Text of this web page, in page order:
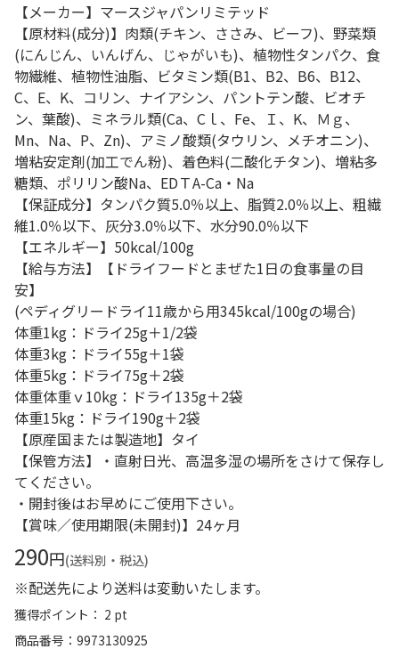
【メーカー】マースジャパンリミテッド
【原材料(成分)】肉類(チキン、ささみ、ビーフ)、野菜類
(にんじん、いんげん、じゃがいも)、植物性タンパク、食
物繊維、植物性油脂、ビタミン類(B1、B2、B6、B12、
C、E、K、コリン、ナイアシン、パントテン酸、ビオチ
ン、葉酸)、ミネラル類(Ca、Cｌ、Fe、Ｉ、K、Ｍｇ、
Mn、Na、P、Zn)、アミノ酸類(タウリン、メチオニン)、
増粘安定剤(加工でん粉)、着色料(二酸化チタン)、増粘多
糖類、ポリリン酸Na、EDＴA-Ca・Na
【保証成分】タンパク質5.0％以上、脂質2.0％以上、粗繊
維1.0％以下、灰分3.0％以下、水分90.0％以下
【エネルギー】50kcal/100g
【給与方法】【ドライフードとまぜた1日の食事量の目
安】
(ペディグリードライ11歳から用345kcal/100gの場合)
体重1kg：ドライ25g＋1/2袋
体重3kg：ドライ55g＋1袋
体重5kg：ドライ75g＋2袋
体重体重ｖ10kg：ドライ135g＋2袋
体重15kg：ドライ190g＋2袋
【原産国または製造地】タイ
【保管方法】・直射日光、高温多湿の場所をさけて保存し
てください。
・開封後はお早めにご使用下さい。
【賞味／使用期限(未開封)】24ヶ月
290円(送料別・税込)
※配送先により送料は変動いたします。
獲得ポイント： 2 pt
商品番号
9973130925